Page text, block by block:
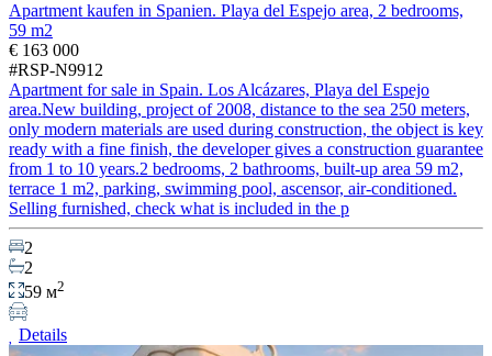
Apartment kaufen in Spanien. Playa del Espejo area, 2 bedrooms,
59 m2
€ 163 000
#RSP-N9912
Apartment for sale in Spain. Los Alcázares, Playa del Espejo
area.New building, project of 2008, distance to the sea 250 meters,
only modern materials are used during construction, the object is key
ready with a fine finish, the developer gives a construction guarantee
from 1 to 10 years.2 bedrooms, 2 bathrooms, built-up area 59 m2,
terrace 1 m2, parking, swimming pool, ascensor, air-conditioned.
Selling furnished, check what is included in the p
2
2
59 м2
Details